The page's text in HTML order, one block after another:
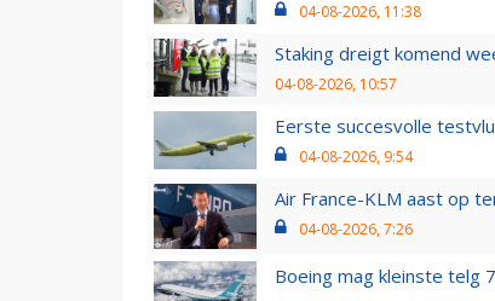
04-08-2026, 11:38
Staking dreigt komend
04-08-2026, 10:57
Eerste succesvolle
04-08-2026, 9:54
Air France-KLM aast op
04-08-2026, 7:26
Boeing mag kleinste telg